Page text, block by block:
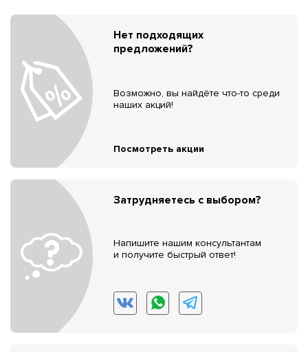
Нет подходящих
предложений?
Возможно, вы найдёте что-то среди
наших акций!
Посмотреть акции
Затрудняетесь с выбором?
Напишите нашим консультантам
и получите быстрый ответ!